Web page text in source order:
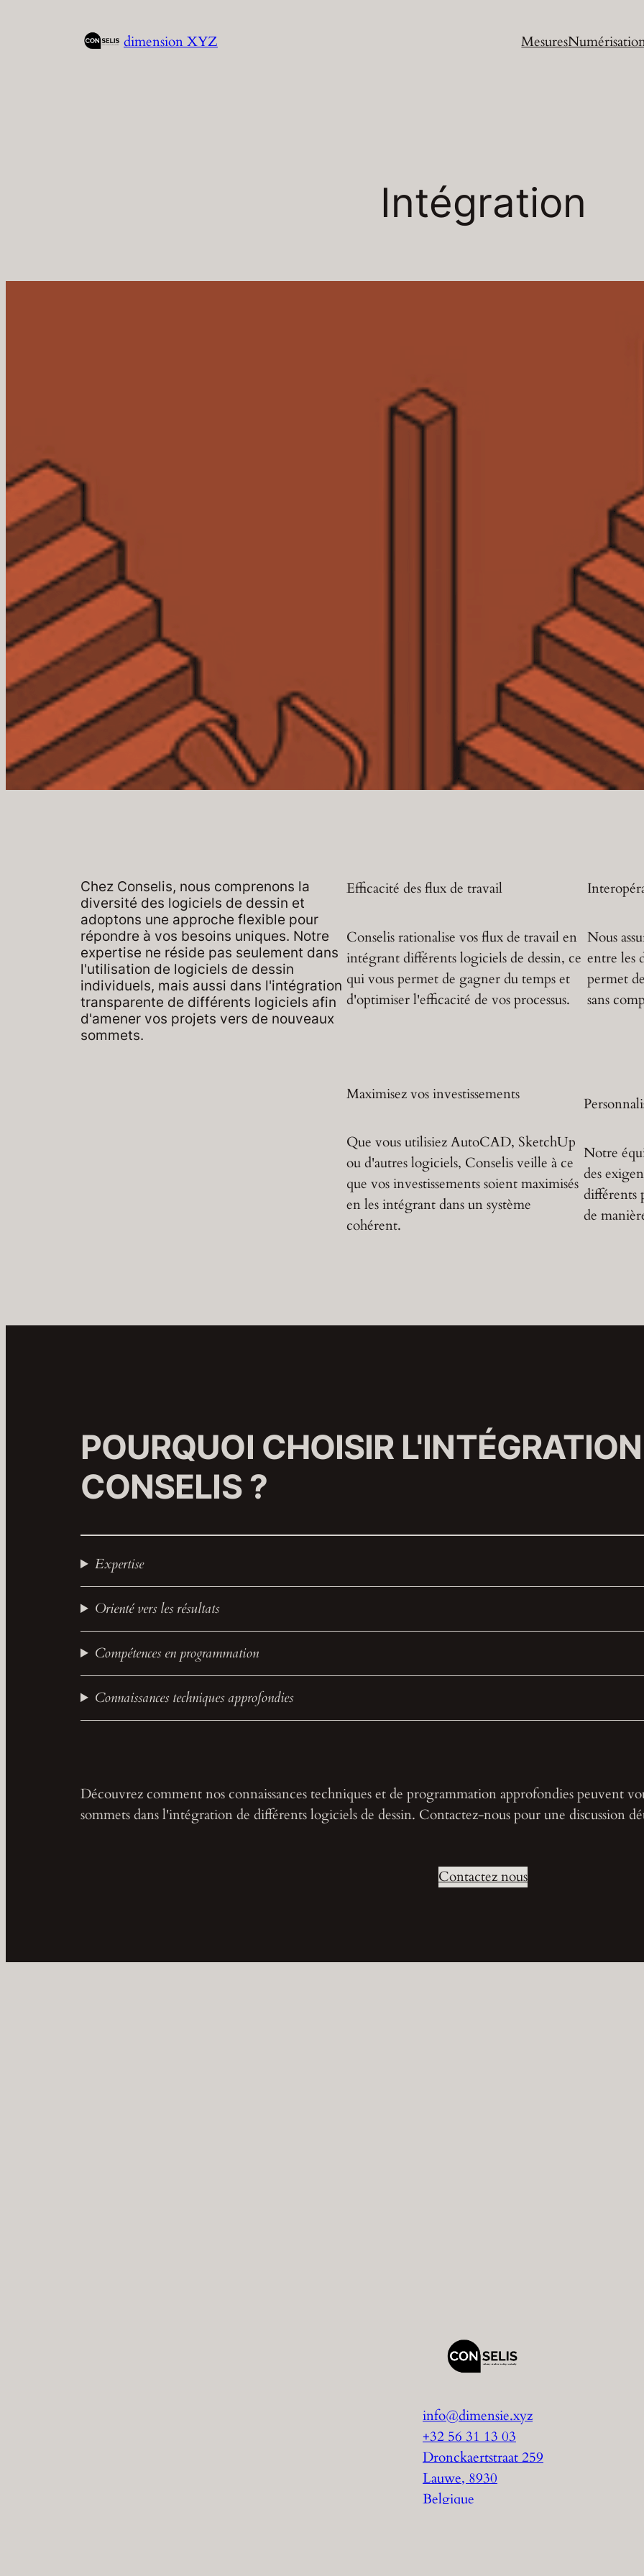
dimension XYZ Mesures
Intégration
Chez Conselis, nous comprenons la
diversité des logiciels de dessin et
adoptons une approche flexible pour
répondre à vos besoins uniques. Notre
expertise ne réside pas seulement dans
l'utilisation de logiciels de dessin
individuels, mais aussi dans l'intégration
transparente de différents logiciels afin
d'amener vos projets vers de nouveaux
sommets.
Efficacité des flux de travail
Conselis rationalise vos flux de travail en
intégrant différents logiciels de dessin, ce
qui vous permet de gagner du temps et
d'optimiser l'efficacité de vos processus.
Nous
entre les
permet
sans
Maximisez vos investissements
Que vous utilisiez AutoCAD, SketchUp
ou d'autres logiciels, Conselis veille à ce
que vos investissements soient maximisés
en les intégrant dans un système
cohérent.
Notre
des
différents
de
POURQUOI CHOISIR
CONSELIS ?
Expertise
Orienté vers les résultats
Compétences en programmation
Connaissances techniques approfondies
Découvrez comment nos connaissances techniques et de programmation approfondies peuvent
sommets dans l'intégration de différents logiciels de dessin. Contactez-nous pour une discussion
Contactez nous
info@dimensie.xyz
+32 56 31 13 03
Dronckaertstraat 259
Lauwe, 8930
Belgique